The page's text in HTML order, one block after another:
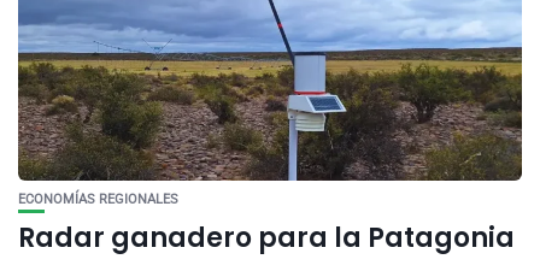
ECONOMÍAS REGIONALES
Radar ganadero para la Patagonia